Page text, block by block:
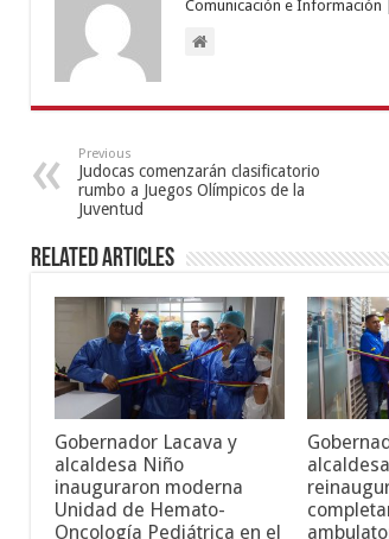
Comunicación e Información
Previous
Judocas comenzarán clasificatorio
rumbo a Juegos Olímpicos de la
Juventud
Related Articles
Gobernador Lacava y
alcaldesa Niño
inauguraron moderna
Unidad de Hemato-
Oncología Pediátrica en el